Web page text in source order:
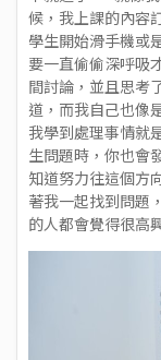
候，我上課的內容
學生開始滑手機或
要一直偷偷深呼吸
間討論，並且思考
道，而我自己也像
我學到處理事情就
生問題時，你也會
知道努力往這個方
著我一起找到問題
的人都會覺得很高